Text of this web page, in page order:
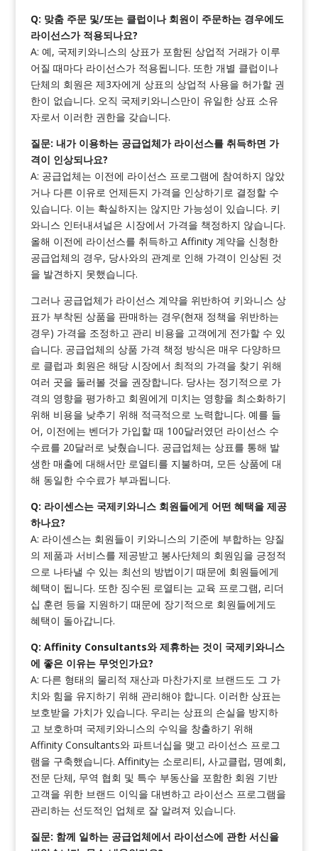
Q: 맞춤 주문 및/또는 클럽이나 회원이 주문하는 경우에도
라이선스가 적용되나요?
A: 예, 국제키와니스의 상표가 포함된 상업적 거래가 이루
어질 때마다 라이선스가 적용됩니다. 또한 개별 클럽이나
단체의 회원은 제3자에게 상표의 상업적 사용을 허가할 권
한이 없습니다. 오직 국제키와니스만이 유일한 상표 소유
자로서 이러한 권한을 갖습니다.
질문: 내가 이용하는 공급업체가 라이선스를 취득하면 가
격이 인상되나요?
A: 공급업체는 이전에 라이선스 프로그램에 참여하지 않았
거나 다른 이유로 언제든지 가격을 인상하기로 결정할 수
있습니다. 이는 확실하지는 않지만 가능성이 있습니다. 키
와니스 인터내셔널은 시장에서 가격을 책정하지 않습니다.
올해 이전에 라이선스를 취득하고 Affinity 계약을 신청한
공급업체의 경우, 당사와의 관계로 인해 가격이 인상된 것
을 발견하지 못했습니다.
그러나 공급업체가 라이선스 계약을 위반하여 키와니스 상
표가 부착된 상품을 판매하는 경우(현재 정책을 위반하는
경우) 가격을 조정하고 관리 비용을 고객에게 전가할 수 있
습니다. 공급업체의 상품 가격 책정 방식은 매우 다양하므
로 클럽과 회원은 해당 시장에서 최적의 가격을 찾기 위해
여러 곳을 둘러볼 것을 권장합니다. 당사는 정기적으로 가
격의 영향을 평가하고 회원에게 미치는 영향을 최소화하기
위해 비용을 낮추기 위해 적극적으로 노력합니다. 예를 들
어, 이전에는 벤더가 가입할 때 100달러였던 라이선스 수
수료를 20달러로 낮췄습니다. 공급업체는 상표를 통해 발
생한 매출에 대해서만 로열티를 지불하며, 모든 상품에 대
해 동일한 수수료가 부과됩니다.
Q: 라이센스는 국제키와니스 회원들에게 어떤 혜택을 제공
하나요?
A: 라이센스는 회원들이 키와니스의 기준에 부합하는 양질
의 제품과 서비스를 제공받고 봉사단체의 회원임을 긍정적
으로 나타낼 수 있는 최선의 방법이기 때문에 회원들에게
혜택이 됩니다. 또한 징수된 로열티는 교육 프로그램, 리더
십 훈련 등을 지원하기 때문에 장기적으로 회원들에게도
혜택이 돌아갑니다.
Q: Affinity Consultants와 제휴하는 것이 국제키와니스
에 좋은 이유는 무엇인가요?
A: 다른 형태의 물리적 재산과 마찬가지로 브랜드도 그 가
치와 힘을 유지하기 위해 관리해야 합니다. 이러한 상표는
보호받을 가치가 있습니다. 우리는 상표의 손실을 방지하
고 보호하며 국제키와니스의 수익을 창출하기 위해
Affinity Consultants와 파트너십을 맺고 라이선스 프로그
램을 구축했습니다. Affinity는 소로리티, 사교클럽, 명예회,
전문 단체, 무역 협회 및 특수 부동산을 포함한 회원 기반
고객을 위한 브랜드 이익을 대변하고 라이선스 프로그램을
관리하는 선도적인 업체로 잘 알려져 있습니다.
질문: 함께 일하는 공급업체에서 라이선스에 관한 서신을